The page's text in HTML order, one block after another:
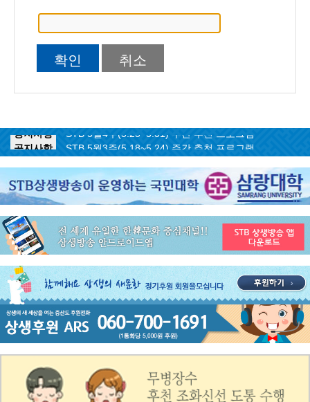
공지사항 ON AIR 서비스 장애 복구 안내
공지사항
STB 5월4주(5.25~5.31) 주간 추천 프로그램
공지사항
STB 5월3주(5.18~5.24) 주간 추천 프로그램
공지사항
STB 4월마지막주(4.27~5.3) 주간 추천 프로그램
STB 4월4주(4.20~4.26) 주간 추천 프로그램
공지사항
STB 4월2주(4.6~4.12) 주간 추천 프로그램
공지사항
STB 4월1주(3.30~4.5) 주간 추천 프로그램
공지사항
STB 3월4주(3.23~3.29) 주간 추천 프로그램